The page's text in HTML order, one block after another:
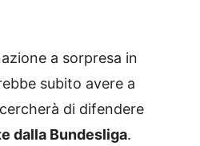
a sorpresa in
subito avere a
di difendere
dalla Bundesliga.